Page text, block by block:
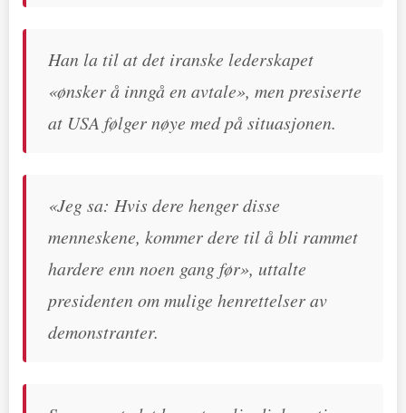
Han la til at det iranske lederskapet
«ønsker å inngå en avtale», men presiserte
at USA følger nøye med på situasjonen.
«Jeg sa: Hvis dere henger disse
menneskene, kommer dere til å bli rammet
hardere enn noen gang før», uttalte
presidenten om mulige henrettelser av
demonstranter.